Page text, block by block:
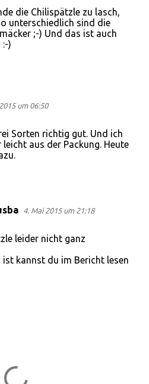
die Chilispätzle zu lasch,
unterschiedlich sind die
;-) Und das ist auch
:-)
um 06:50
Sorten richtig gut. Und ich
leicht aus der Packung. Heute
4. Mai 2015 um 21:18
leider nicht ganz
kannst du im Bericht lesen